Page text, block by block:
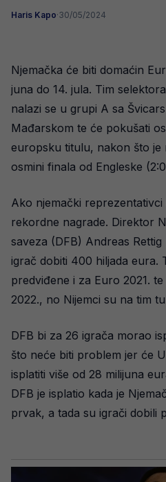
Haris Kapo·30/05/2024
Njemačka će biti domaćin
juna do 14. jula. Tim
nalazi se u grupi A sa
Mađarskom te će pokušati
europsku titulu, nakon što je
osmini finala od Engleske
Ako njemački
rekordne nagrade. Direktor
saveza (DFB) Andreas
igrač dobiti 400 hiljada eura.
predviđene i za Euro 2021.
2022., no Nijemci su na tim
DFB bi za 26 igrača morao
što neće biti problem jer će
isplatiti više od 28 milijuna
DFB je isplatio kada je
prvak, a tada su igrači dobili